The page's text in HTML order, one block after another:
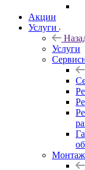
Акции
Услуги
Услуги
Монтаж